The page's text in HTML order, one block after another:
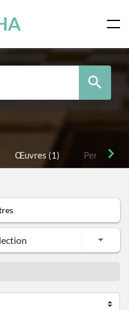
Œuvres (1) Personnes
Toggle